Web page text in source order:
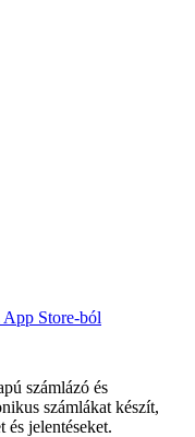
számlázó és
számlákat készít,
jelentéseket.